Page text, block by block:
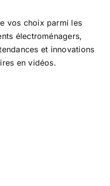
vos choix parmi les
électroménagers,
et innovations
en vidéos.